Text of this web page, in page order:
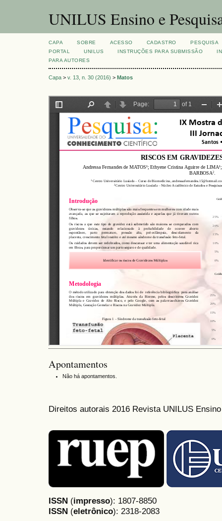
UNILUS Ensino e
CAPA SOBRE ACESSO CADASTRO
PESQUISA
PORTAL
UNILUS INSTRUÇÕES PARA SUBMISSÃO
PARA AUTORES
Capa > v. 13, n. 30 (2016) > Matos
Apontamentos
Não há apontamentos.
Direitos autorais 2016 Revista UNILUS
ISSN (impresso): 1807-8850
ISSN (eletrônico): 2318-2083